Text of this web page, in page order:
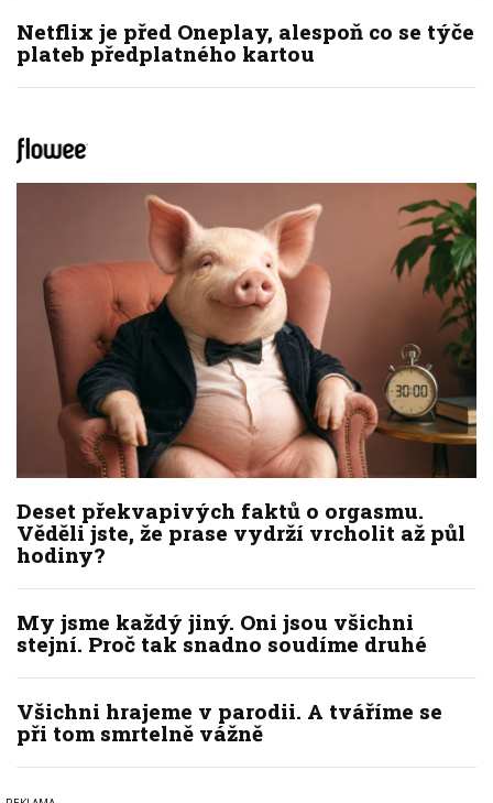
Netflix je před Oneplay, alespoň co se týče
plateb předplatného kartou
Deset překvapivých faktů o orgasmu.
Věděli jste, že prase vydrží vrcholit až půl
hodiny?
My jsme každý jiný. Oni jsou všichni
stejní. Proč tak snadno soudíme druhé
Všichni hrajeme v parodii. A tváříme se
při tom smrtelně vážně